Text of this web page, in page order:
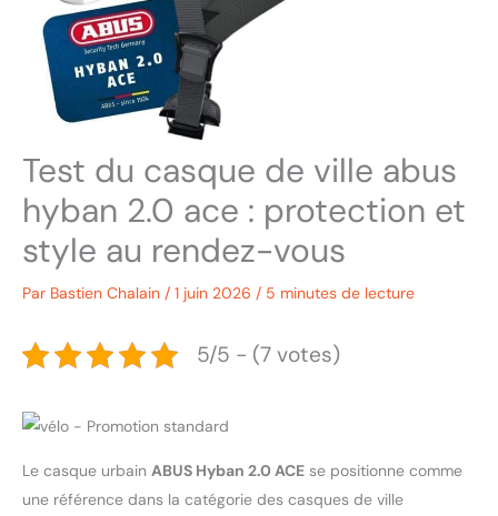
Test du casque de ville abus
hyban 2.0 ace : protection et
style au rendez-vous
Par Bastien Chalain / 1 juin 2026 / 5 minutes de lecture
5/5 - (7 votes)
Le casque urbain ABUS Hyban 2.0 ACE se positionne comme
une référence dans la catégorie des casques de ville